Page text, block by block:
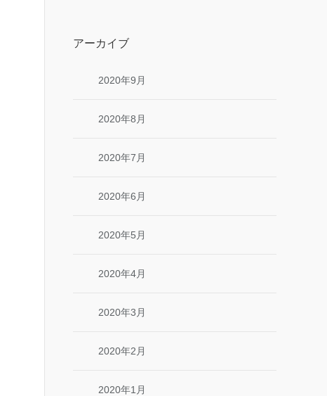
アーカイブ
2020年9月
2020年8月
2020年7月
2020年6月
2020年5月
2020年4月
2020年3月
2020年2月
2020年1月